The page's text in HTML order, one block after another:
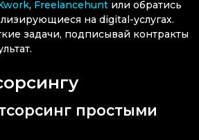
, Freelancehunt или обратись
на digital-услугах.
задачи, подписывай контракты
простыми